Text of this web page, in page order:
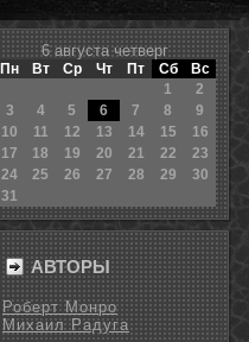
6 августа четверг
Пн Вт Ср Чт Пт Сб
Вс
1
2
3
4 5 6 7 8
9
10
11 12 13 14 15
16
17
18 19 20 21 22
23
24
25 26 27 28 29
30
31
АВТОРЫ
Роберт Монро
Михаил Радуга